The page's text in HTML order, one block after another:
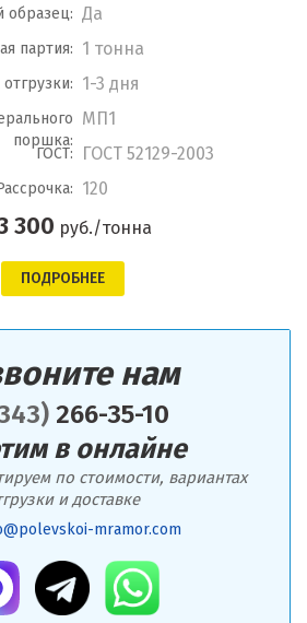
образец: Да
партия: 1 тонна
1-3 дня
поршка:
МП1
ГОСТ: ГОСТ 52129-2003
120
300 руб./тонна
ПОДРОБНЕЕ
нам
266-35-10
в онлайне
по стоимости, вариантах
и доставке
mramor.com